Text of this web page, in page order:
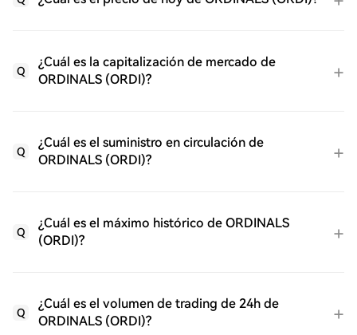
Q
¿Cuál es la capitalización de mercado de
ORDINALS (ORDI)?
Q
¿Cuál es el suministro en circulación de
ORDINALS (ORDI)?
Q
¿Cuál es el máximo histórico de ORDINALS
(ORDI)?
Q
¿Cuál es el volumen de trading de 24h de
ORDINALS (ORDI)?